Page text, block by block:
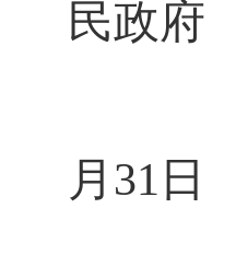
民政府
月 31 日